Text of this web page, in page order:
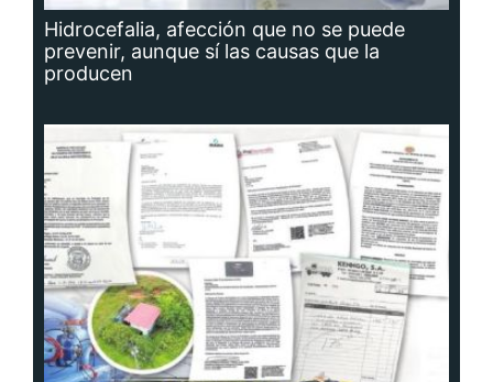
Hidrocefalia, afección que no se puede
prevenir, aunque sí las causas que la
producen